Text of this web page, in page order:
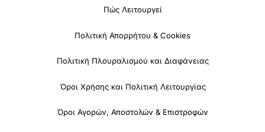
Πώς Λειτουργεί
Πολιτική Απορρήτου & Cookies
Πολιτική Πλουραλισμού και Διαφάνειας
Όροι Χρήσης και Πολιτική Λειτουργίας
Όροι Αγορών, Αποστολών & Επιστροφών